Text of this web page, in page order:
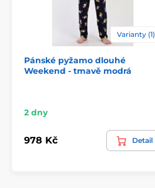
Varianty (1)
Pánské pyžamo dlouhé
Weekend - tmavě modrá
2 dny
978 Kč Detail